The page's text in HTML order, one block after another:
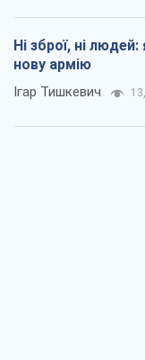
Ні зброї, ні
нову армію
Ігар Тишкевич